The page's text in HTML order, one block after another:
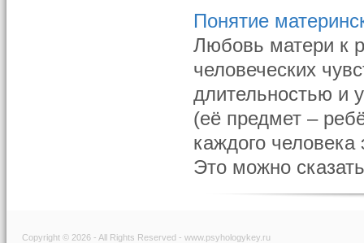
Понятие
Любовь матери к
человеческих
длительностью и
(её предмет –
каждого
Это можно
Copyright © 2026 - All Rights Reserved - www.psyhologykey.ru